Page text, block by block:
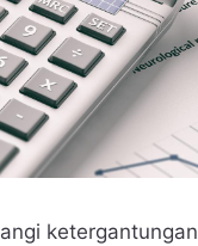
ketergantungan